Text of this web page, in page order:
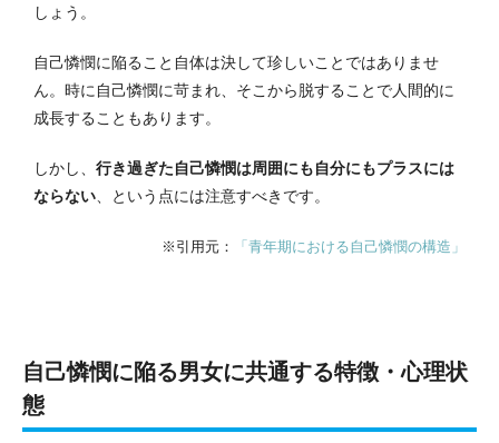
しょう。
自己憐憫に陥ること自体は決して珍しいことではありませ
ん。 時に自己憐憫に苛まれ、そこから脱することで人間的に
成長することもあります。
しかし、 行き過ぎた自己憐憫は周囲にも自分にもプラスには
ならない 、という点には注意すべきです。
※引用元： 「青年期における自己憐憫の構造」
自己憐憫に陥る男女に共通する特徴・心理状
態